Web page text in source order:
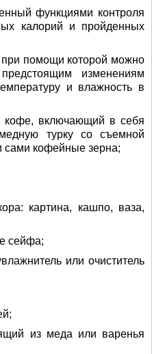
функциями контроля
калорий и пройденных
при помощи которой можно
изменениям
и влажность в
кофе, включающий в себя
турку со съемной
сами кофейные зерна;
картина, кашпо, ваза,
сейфа;
или очиститель
из меда или варенья